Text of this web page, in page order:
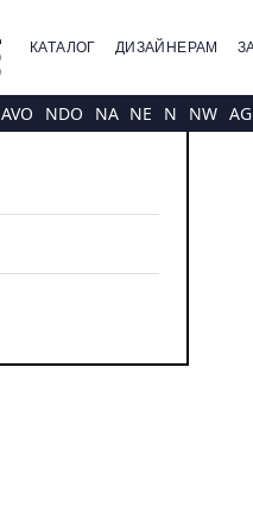
КАТАЛОГ ДИЗАЙНЕРАМ
AVO NDO NA NE N NW AG